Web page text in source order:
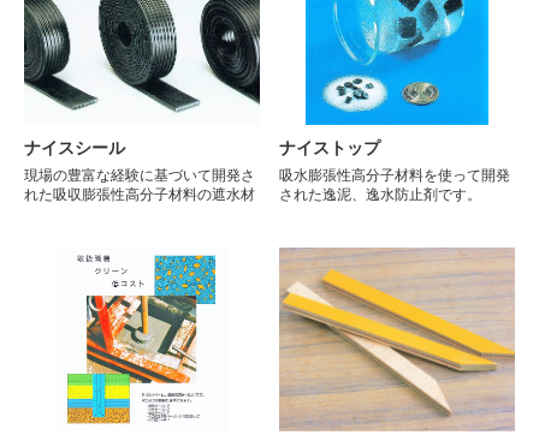
ナイスシール
現場の豊富な経験に基づいて開発さ
れた吸収膨張性高分子材料の遮水材
ナイストップ
吸水膨張性高分子材料を使って開発
された逸泥、逸水防止剤です。